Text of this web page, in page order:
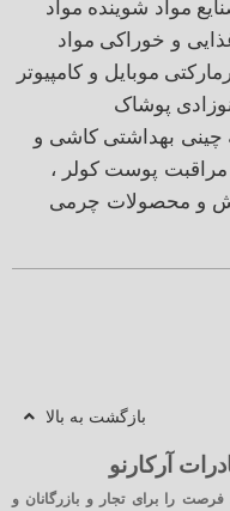
مواد شوینده مواد
و خوراکی مواد
موبایل و کامپیوتر
پوشاک
چینی بهداشتی کاشی و
پوست کولر ،
و محصولات چرمی
بازگشت به بالا
آرکارنو
را برای تجار و بازرگانان و